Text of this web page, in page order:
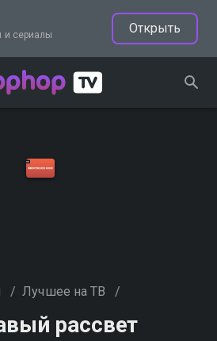
сериалы
Открыть
/ Лучшее на ТВ /
рассвет